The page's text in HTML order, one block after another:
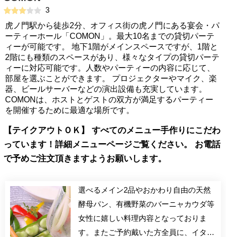
3
虎ノ門駅から徒歩2分、オフィス街の虎ノ門にある宴会・パ
ーティーホール「COMON」。最大10名までの貸切パーテ
ィーが可能です。 地下1階がメインスペースですが、1階と
2階にも種類のスペースがあり、様々なタイプの貸切パーテ
ィーに対応可能です。人数やパーティーの内容に応じて、
部屋を選ぶことができます。 プロジェクターやマイク、楽
器、ビールサーバーなどの演出設備も充実しています。
COMONは、ホストとゲストの双方が満足するパーティー
を開催するために最適な場所です。
【テイクアウトＯＫ】 すべてのメニュー手作りにこだわ
っています！詳細メニューページご覧ください。 お電話
で予めご注文頂きますようお願いします。
選べるメイン2品やおかわり自由の天然
酵母パン、有機野菜のバーニャカウダ等
女性に嬉しい料理内容となっておりま
す。またご予約戴いた方全員に、イタリ